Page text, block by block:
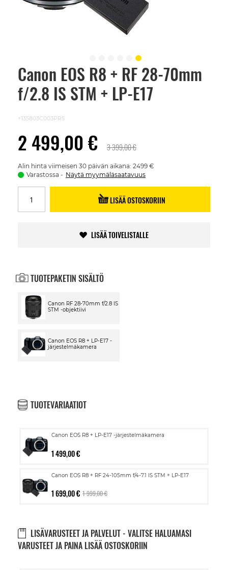
Canon EOS R8 + RF 28-70mm
f/2.8 IS STM + LP-E17
+135803C003PR5
2 499,00 € 3 399,00 €
Alin hinta viimeisen 30 päivän aikana: 2499 €
Varastossa
Näytä myymäläsaatavuus
LISÄÄ OSTOSKORIIN
LISÄÄ TOIVELISTALLE
TUOTEPAKETIN SISÄLTÖ
Canon RF 28-70mm f/2.8 IS
STM -objektiivi
Canon EOS R8 + LP-E17 -
järjestelmäkamera
TUOTEVARIAATIOT
Canon EOS R8 + LP-E17 -järjestelmäkamera
1 499,00 €
Canon EOS R8 + RF 24-105mm f/4-7.1 IS STM + LP-E17
1 699,00 € 1 999,00 €
LISÄVARUSTEET JA PALVELUT - VALITSE HALUAMASI
VARUSTEET JA PAINA LISÄÄ OSTOSKORIIN
Skip
beginning
images